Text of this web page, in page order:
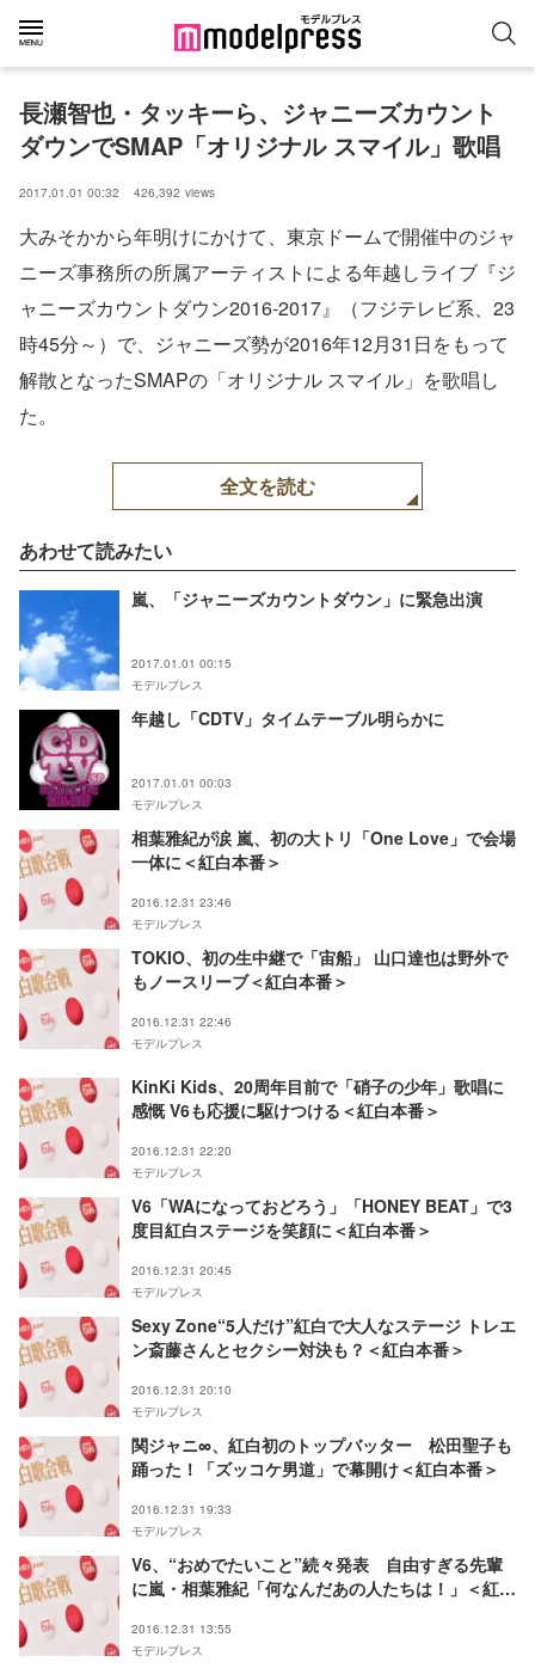
長瀬智也・タッキーら、ジャニーズカウント
ダウンでSMAP「オリジナル スマイル」歌唱
2017.01.01 00:32 426,392 views
大みそかから年明けにかけて、東京ドームで開催中のジャ
ニーズ事務所の所属アーティストによる年越しライブ『ジ
ャニーズカウントダウン2016-2017』（フジテレビ系、23
時45分～）で、ジャニーズ勢が2016年12月31日をもって
解散となったSMAPの「オリジナル スマイル」を歌唱し
た。
全文を読む
あわせて読みたい
嵐、「ジャニーズカウントダウン」に緊急出演
2017.01.01 00:15
モデルプレス
年越し「CDTV」タイムテーブル明らかに
2017.01.01 00:03
モデルプレス
相葉雅紀が涙 嵐、初の大トリ「One Love」で会場
一体に＜紅白本番＞
2016.12.31 23:46
モデルプレス
TOKIO、初の生中継で「宙船」 山口達也は野外で
もノースリーブ＜紅白本番＞
2016.12.31 22:46
モデルプレス
KinKi Kids、20周年目前で「硝子の少年」歌唱に
感慨 V6も応援に駆けつける＜紅白本番＞
2016.12.31 22:20
モデルプレス
V6「WAになっておどろう」「HONEY BEAT」で3
度目紅白ステージを笑顔に＜紅白本番＞
2016.12.31 20:45
モデルプレス
Sexy Zone“5人だけ”紅白で大人なステージ トレエ
ン斎藤さんとセクシー対決も？＜紅白本番＞
2016.12.31 20:10
モデルプレス
関ジャニ∞、紅白初のトップバッター 松田聖子も
踊った！「ズッコケ男道」で幕開け＜紅白本番＞
2016.12.31 19:33
モデルプレス
V6、“おめでたいこと”続々発表 自由すぎる先輩
に嵐・相葉雅紀「何なんだあの人たちは！」＜紅白
2016.12.31 13:55
モデルプレス